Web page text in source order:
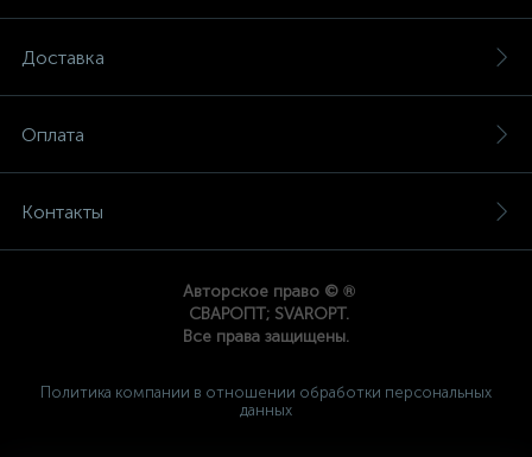
Доставка
Оплата
Контакты
Авторское право © ®
СВАРОПТ; SVAROPT.
Все права защищены.
Политика компании в отношении обработки персональных
данных